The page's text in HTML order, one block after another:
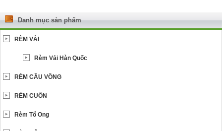
Danh mục sản phẩm
RÈM VẢI
Rèm Vải Hàn Quốc
RÈM CẦU VỒNG
RÈM CUỐN
Rèm Tổ Ong